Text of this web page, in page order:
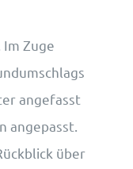
Zuge
angefasst
angepasst.
über